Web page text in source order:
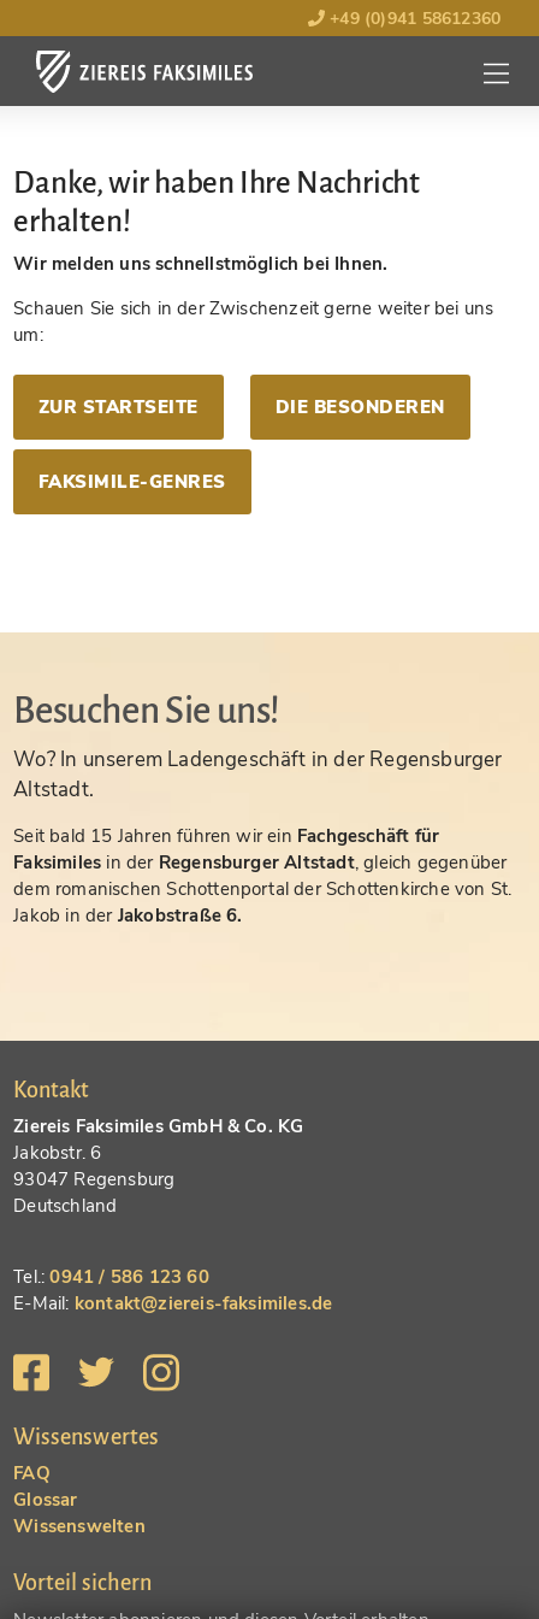
+49 (0)941 58612360
MENÜ
Danke, wir haben Ihre Nachricht
erhalten!
Wir melden uns schnellstmöglich bei Ihnen.
Schauen Sie sich in der Zwischenzeit gerne weiter bei uns
um:
ZUR STARTSEITE DIE BESONDEREN
FAKSIMILE-GENRES
Besuchen Sie uns!
Wo? In unserem Ladengeschäft in der Regensburger
Altstadt.
Seit bald 15 Jahren führen wir ein Fachgeschäft für
Faksimiles in der Regensburger Altstadt, gleich gegenüber
dem romanischen Schottenportal der Schottenkirche von St.
Jakob in der Jakobstraße 6.
Kontakt
Ziereis Faksimiles GmbH & Co. KG
Jakobstr. 6
93047 Regensburg
Deutschland
Tel.:0941 / 586 123 60
E-Mail: kontakt@ziereis-faksimiles.de
Wissenswertes
FAQ
Glossar
Wissenswelten
Vorteil sichern